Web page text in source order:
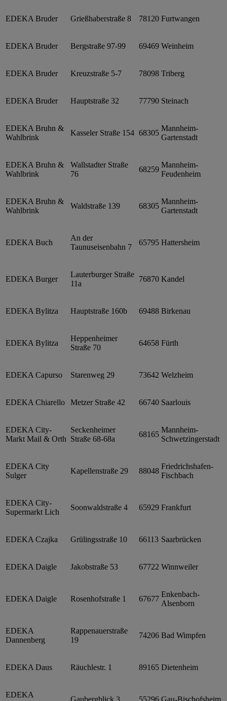
EDEKA Bruder Grießhaberstraße 8 78120 Furtwangen
EDEKA Bruder Bergstraße 97-99 69469 Weinheim
EDEKA Bruder Kreuzstraße 5-7 78098 Triberg
EDEKA Bruder Hauptstraße 32 77790 Steinach
EDEKA Bruhn &
Wahlbrink
Kasseler Straße 154 68305
Mannheim-
Gartenstadt
EDEKA Bruhn &
Wahlbrink
Wallstadter Straße
76
68259
Mannheim-
Feudenheim
EDEKA Bruhn &
Wahlbrink
Waldstraße 139 68305
Mannheim-
Gartenstadt
EDEKA Buch
An der
Taunuseisenbahn 7
65795 Hattersheim
EDEKA Burger
Lauterburger Straße
11a
76870 Kandel
EDEKA Bylitza Hauptstraße 160b 69488 Birkenau
EDEKA Bylitza
Heppenheimer
Straße 70
64658 Fürth
EDEKA Capurso Starenweg 29 73642 Welzheim
EDEKA Chiarello Metzer Straße 42 66740 Saarlouis
EDEKA City-
Markt Mail & Orth
Seckenheimer
Straße 68-68a
68165
Mannheim-
Schwetzingerstadt
EDEKA City
Sulger
Kapellenstraße 29 88048
Friedrichshafen-
Fischbach
EDEKA City-
Supermarkt Lich
Soonwaldstraße 4 65929 Frankfurt
EDEKA Czajka Grülingsstraße 10 66113 Saarbrücken
EDEKA Daigle Jakobstraße 53 67722 Winnweiler
EDEKA Daigle Rosenhofstraße 1 67677
Enkenbach-
Alsenborn
EDEKA
Dannenberg
Rappenauerstraße
19
74206 Bad Wimpfen
EDEKA Daus Räuchlestr. 1 89165 Dietenheim
EDEKA